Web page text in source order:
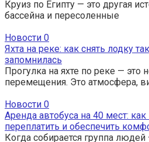
Круиз по Египту — это другая
бассейна и пересоленные
Новости 0
Яхта на реке: как снять лодку
запомнилась
Прогулка на яхте по реке — это
перемещения. Это атмосфера,
Новости 0
Аренда автобуса на 40 мест:
переплатить и обеспечить
Когда собирается группа людей